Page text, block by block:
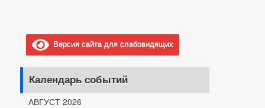
Версия сайта для слабовидящих
Календарь событий
АВГУСТ 2026